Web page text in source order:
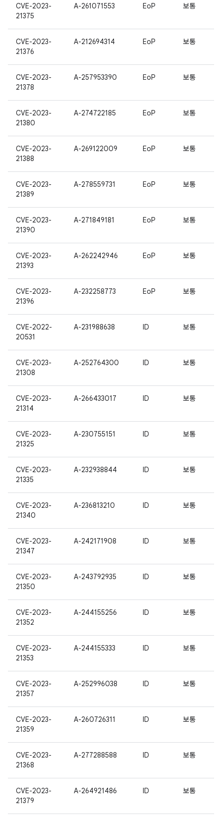
CVE-2023-
21375
A-261071553 EoP 보통
CVE-2023-
21376
A-212694314 EoP 보통
CVE-2023-
21378
A-257953390 EoP 보통
CVE-2023-
21380
A-274722185 EoP 보통
CVE-2023-
21388
A-269122009 EoP 보통
CVE-2023-
21389
A-278559731 EoP 보통
CVE-2023-
21390
A-271849181 EoP 보통
CVE-2023-
21393
A-262242946 EoP 보통
CVE-2023-
21396
A-232258773 EoP 보통
CVE-2022-
20531
A-231988638 ID 보통
CVE-2023-
21308
A-252764300 ID 보통
CVE-2023-
21314
A-266433017 ID 보통
CVE-2023-
21325
A-230755151 ID 보통
CVE-2023-
21335
A-232938844 ID 보통
CVE-2023-
21340
A-236813210 ID 보통
CVE-2023-
21347
A-242171908 ID 보통
CVE-2023-
21350
A-243792935 ID 보통
CVE-2023-
21352
A-244155256 ID 보통
CVE-2023-
21353
A-244155333 ID 보통
CVE-2023-
21357
A-252996038 ID 보통
CVE-2023-
21359
A-260726311 ID 보통
CVE-2023-
21368
A-277288588 ID 보통
CVE-2023-
21379
A-264921486 ID 보통